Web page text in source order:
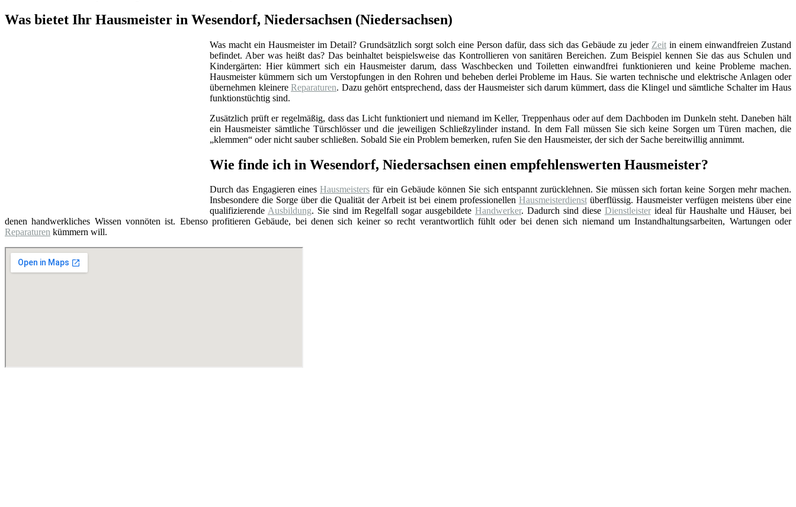
Was bietet Ihr Hausmeister in Wesendorf, Niedersachsen (Niedersachsen)
Was macht ein Hausmeister im Detail? Grundsätzlich sorgt solch eine Person dafür, dass sich das Gebäude zu jeder Zeit in einem einwandfreien Zustand
befindet. Aber was heißt das? Das beinhaltet beispielsweise das Kontrollieren von sanitären Bereichen. Zum Beispiel kennen Sie das aus Schulen und
Kindergärten: Hier kümmert sich ein Hausmeister darum, dass Waschbecken und Toiletten einwandfrei funktionieren und keine Probleme machen.
Hausmeister kümmern sich um Verstopfungen in den Rohren und beheben derlei Probleme im Haus. Sie warten technische und elektrische Anlagen oder
übernehmen kleinereReparaturen. Dazu gehört entsprechend, dass der Hausmeister sich darum kümmert, dass die Klingel und sämtliche Schalter im Haus
funktionstüchtig sind.
Zusätzlich prüft er regelmäßig, dass das Licht funktioniert und niemand im Keller, Treppenhaus oder auf dem Dachboden im Dunkeln steht. Daneben hält
ein Hausmeister sämtliche Türschlösser und die jeweiligen Schließzylinder instand. In dem Fall müssen Sie sich keine Sorgen um Türen machen, die
„klemmen“ oder nicht sauber schließen. Sobald Sie ein Problem bemerken, rufen Sie den Hausmeister, der sich der Sache bereitwillig annimmt.
Wie finde ich in Wesendorf, Niedersachsen einen empfehlenswerten Hausmeister?
Durch das Engagieren eines Hausmeisters für ein Gebäude können Sie sich entspannt zurücklehnen. Sie müssen sich fortan keine Sorgen mehr machen.
Insbesondere die Sorge über die Qualität der Arbeit ist bei einem professionellen Hausmeisterdienstüberflüssig. Hausmeister verfügen meistens über eine
qualifizierende Ausbildung. Sie sind im Regelfall sogar ausgebildeteHandwerker. Dadurch sind diese Dienstleisterideal für Haushalte und Häuser, bei
denen handwerkliches Wissen vonnöten ist. Ebenso profitieren Gebäude, bei denen sich keiner so recht verantwortlich fühlt oder bei denen sich niemand um Instandhaltungsarbeiten, Wartungen oder
Reparaturen kümmern will.